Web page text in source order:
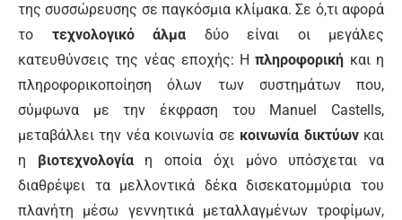
της συσσώρευσης σε παγκόσμια κλίμακα. Σε ό,τι αφορά
το τεχνολογικό άλμα δύο είναι οι μεγάλες
κατευθύνσεις της νέας εποχής: Ηπληροφορική και η
πληροφορικοποίηση όλων των συστημάτων που,
σύμφωνα με την έκφραση του Manuel Castells,
μεταβάλλει την νέα κοινωνία σε κοινωνία δικτύωνκαι
η βιοτεχνολογίαη οποία όχι μόνο υπόσχεται να
διαθρέψει τα μελλοντικά δέκα δισεκατομμύρια του
πλανήτη μέσω γεννητικά μεταλλαγμένων τροφίμων,